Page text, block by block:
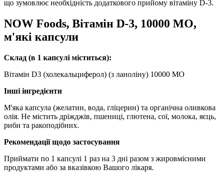
що зумовлює необхідність додаткового прийому вітаміну D-3.
NOW Foods, Вітамін D-3, 10000 МО,
м'які капсули
Склад (в 1 капсулі міститься):
Вітамін D3 (холекальциферол) (з ланоліну) 10000 МО
Інші інгредієнти
М'яка капсула (желатин, вода, гліцерин) та органічна оливкова
олія. Не містить дріжджів, пшениці, глютена, сої, молока, яєць,
риби та ракоподібних.
Рекомендації щодо застосування
Приймати по 1 капсулі 1 раз на 3 дні разом з жировмісними
продуктами або за вказівкою Вашого лікаря.